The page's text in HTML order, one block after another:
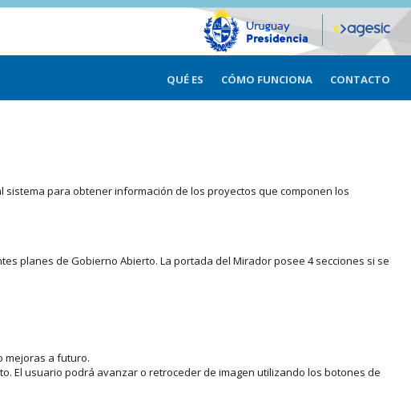
QUÉ ES CÓMO FUNCIONA CONTACTO
para obtener información de los proyectos que componen los
planes de Gobierno Abierto. La portada del Mirador posee 4 secciones si se
mejoras a futuro.
El usuario podrá avanzar o retroceder de imagen utilizando los botones de